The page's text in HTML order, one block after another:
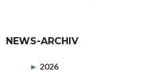
NEWS-ARCHIV
► 2026